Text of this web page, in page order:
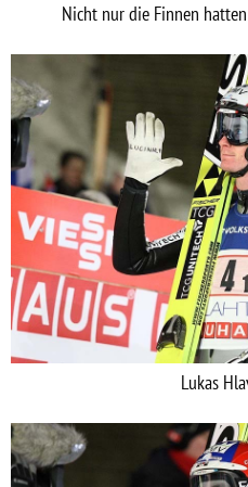
Nicht nur die Finnen
Lukas